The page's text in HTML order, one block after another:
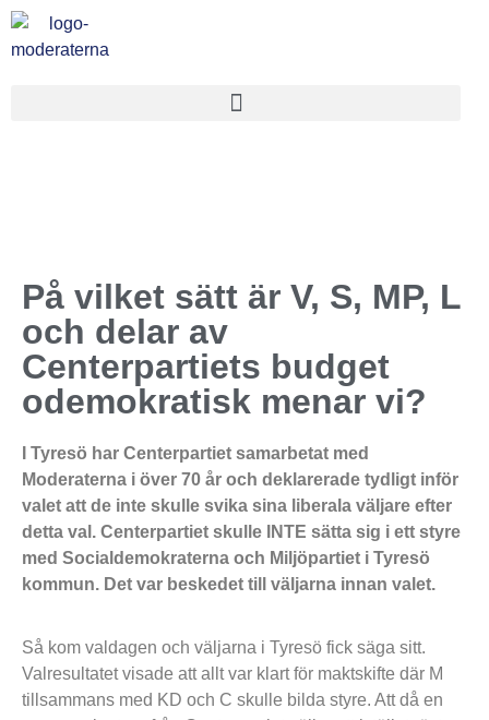
På vilket sätt är V, S, MP, L
och delar av
Centerpartiets budget
odemokratisk menar vi?
I Tyresö har Centerpartiet samarbetat med
Moderaterna i över 70 år och deklarerade tydligt inför
valet att de inte skulle svika sina liberala väljare efter
detta val. Centerpartiet skulle INTE sätta sig i ett styre
med Socialdemokraterna och Miljöpartiet i Tyresö
kommun. Det var beskedet till väljarna innan valet.
Så kom valdagen och väljarna i Tyresö fick säga sitt.
Valresultatet visade att allt var klart för maktskifte där M
tillsammans med KD och C skulle bilda styre. Att då en